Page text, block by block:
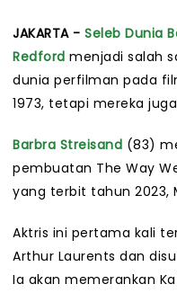
JAKARTA - Seleb Dunia
Redford menjadi salah
dunia perfilman pada
1973, tetapi mereka
Barbra Streisand (83)
pembuatan The Way
yang terbit tahun 2023,
Aktris ini pertama kali
Arthur Laurents dan
Ia akan memerankan